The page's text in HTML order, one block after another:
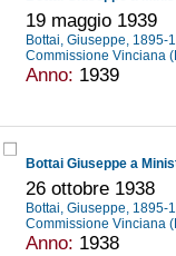
19 maggio 1939
Bottai, Giuseppe, 1895-
Commissione Vinciana
Anno: 1939
26 ottobre 1938
Bottai, Giuseppe, 1895-
Commissione Vinciana
Anno: 1938